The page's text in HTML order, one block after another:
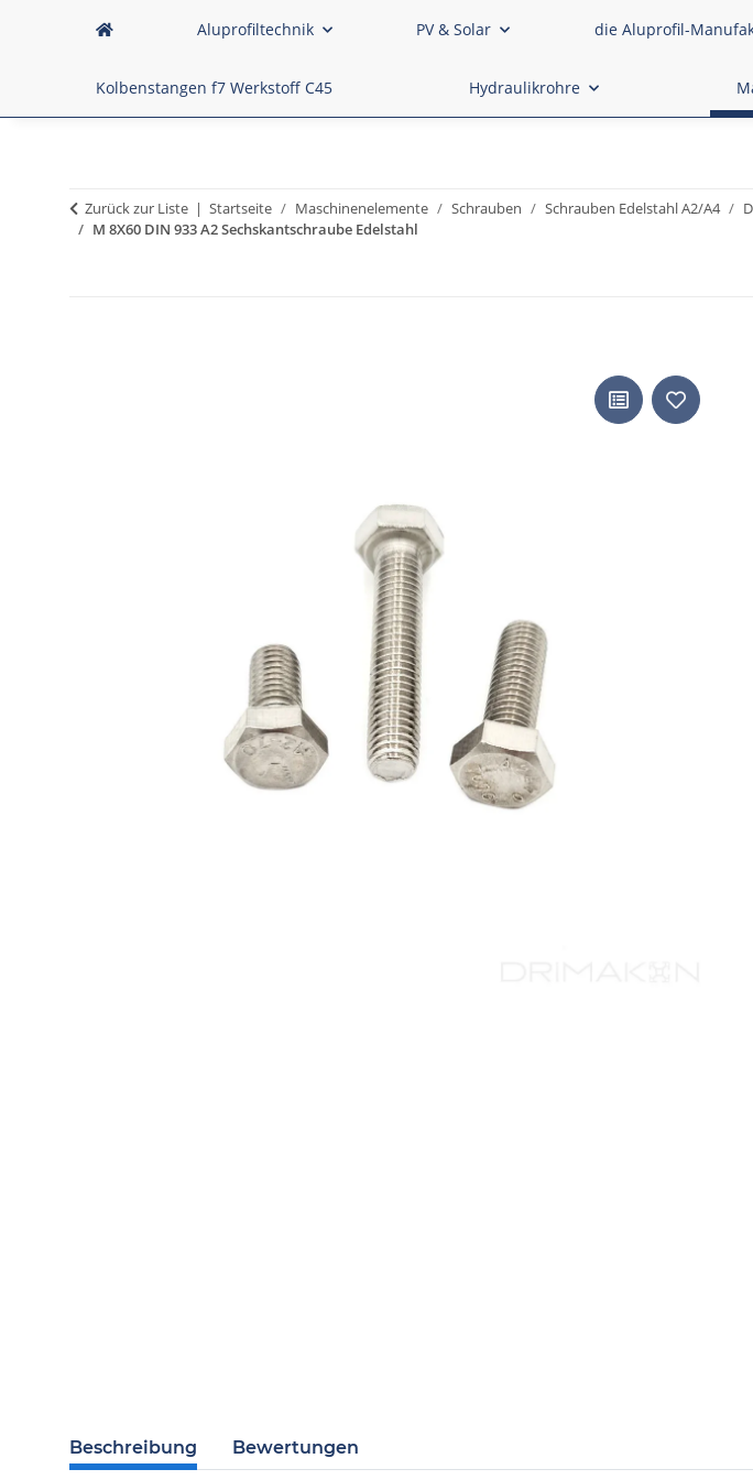
Aluprofiltechnik PV & Solar die Aluprofil-
Kolbenstangen f7 Werkstoff C45 Hydraulikrohre
Zurück zur Liste Startseite Maschinenelemente Schrauben Schrauben Edelstahl A2/A4
M 8X60 DIN 933 A2 Sechskantschraube Edelstahl
Beschreibung Bewertungen